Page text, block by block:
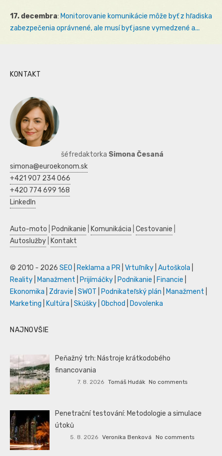
17. decembra: Monitorovanie komunikácie môže byť z hľadiska
zabezpečenia oprávnené, ale musí byť jasne vymedzené a...
KONTAKT
šéfredaktorka Simona Česaná
simona@euroekonom.sk
+421 907 234 066
+420 774 699 168
LinkedIn
Auto-moto Podnikanie Komunikácia Cestovanie
Autoslužby
Kontakt
© 2010 - 2026 SEO Reklama a PR Vrtuľníky Autoškola
Reality
Manažment Prijímáčky Podnikanie Financie
Ekonomika
Zdravie SWOT Podnikateľský plán Manažment
Marketing
Kultúra Skúšky Obchod Dovolenka
NAJNOVŠIE
Peňažný trh: Nástroje krátkodobého
financovania
7. 8. 2026 Tomáš Hudák No comments
Penetrační testování: Metodologie a simulace
útoků
5. 8. 2026 Veronika Benková No comments